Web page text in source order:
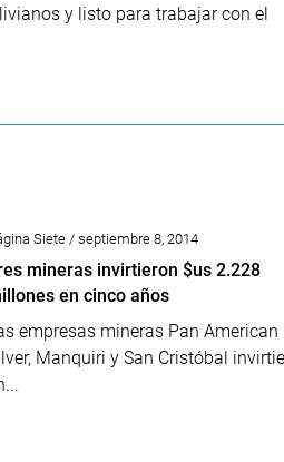
y listo para trabajar con el
Siete / septiembre 8, 2014
mineras invirtieron $us 2.228
en cinco años
empresas mineras Pan American
Manquiri y San Cristóbal